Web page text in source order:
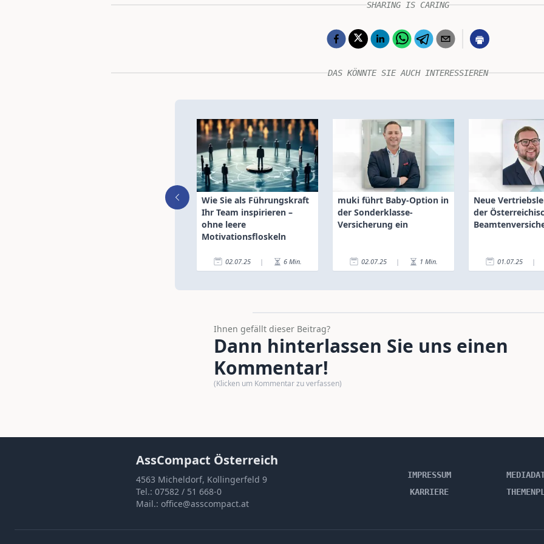
SHARING IS CARING
DAS KÖNNTE SIE AUCH INTERESSIEREN
Wie Sie als Führungskraft
Ihr Team inspirieren –
ohne leere
Motivationsfloskeln
02.07.25 | 6 Min.
muki führt Baby-Option in
der Sonderklasse-
Versicherung ein
02.07.25 | 1 Min.
Neue
der
01.07.25 |
Ihnen gefällt dieser Beitrag?
Dann hinterlassen Sie uns einen
Kommentar!
(Klicken um Kommentar zu verfassen)
AssCompact Österreich
4563 Micheldorf, Kollingerfeld 9
Tel.: 07582 / 51 668-0
Mail.: office@asscompact.at
IMPRESSUM
KARRIERE